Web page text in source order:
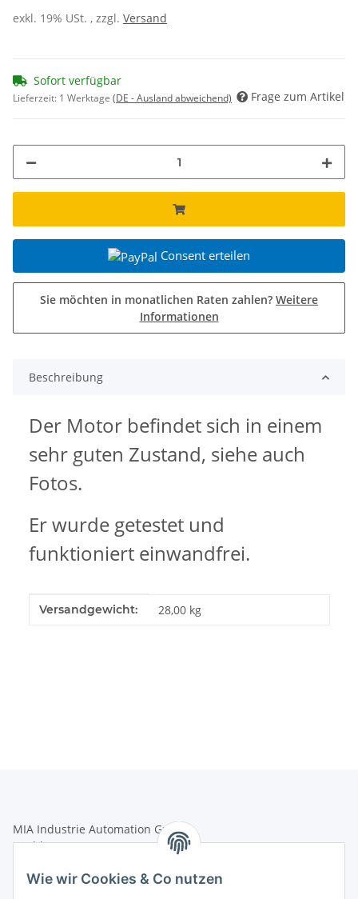
Wie wir Cookies & Co nutzen
exkl. 19% USt. , zzgl. Versand
Sofort verfügbar
Lieferzeit: 1 Werktage (DE - Ausland abweichend) Frage zum Artikel
Consent erteilen
Sie möchten in monatlichen Raten zahlen? Weitere
Informationen
Beschreibung
Der Motor befindet sich in einem
sehr guten Zustand, siehe auch
Fotos.
Er wurde getestet und
funktioniert einwandfrei.
Produkteigenschaft
Wert
Versandgewicht: 28,00 kg
MIA Industrie Automation GmbH
Hochkampstr. 68a